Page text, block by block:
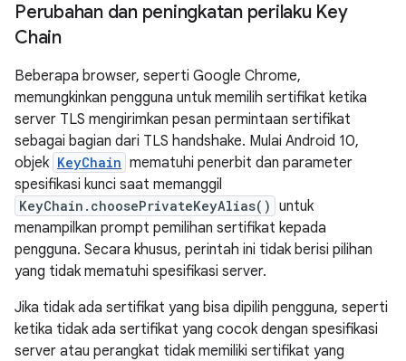
Perubahan dan peningkatan perilaku Key
Chain
Beberapa browser, seperti Google Chrome,
memungkinkan pengguna untuk memilih sertifikat ketika
server TLS mengirimkan pesan permintaan sertifikat
sebagai bagian dari TLS handshake. Mulai Android 10,
objek KeyChain mematuhi penerbit dan parameter
spesifikasi kunci saat memanggil
KeyChain.choosePrivateKeyAlias() untuk
menampilkan prompt pemilihan sertifikat kepada
pengguna. Secara khusus, perintah ini tidak berisi pilihan
yang tidak mematuhi spesifikasi server.
Jika tidak ada sertifikat yang bisa dipilih pengguna, seperti
ketika tidak ada sertifikat yang cocok dengan spesifikasi
server atau perangkat tidak memiliki sertifikat yang